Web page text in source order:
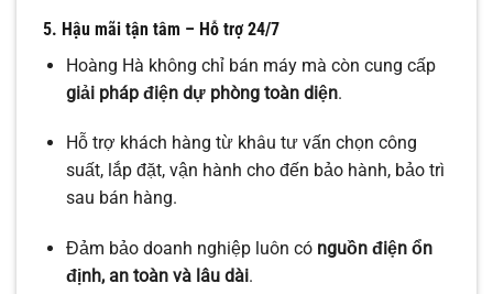
5. Hậu mãi tận tâm – Hỗ trợ 24/7
Hoàng Hà không chỉ bán máy mà còn cung cấp
giải pháp điện dự phòng toàn diện.
Hỗ trợ khách hàng từ khâu tư vấn chọn công
suất, lắp đặt, vận hành cho đến bảo hành, bảo trì
sau bán hàng.
Đảm bảo doanh nghiệp luôn có nguồn điện ổn
định, an toàn và lâu dài.